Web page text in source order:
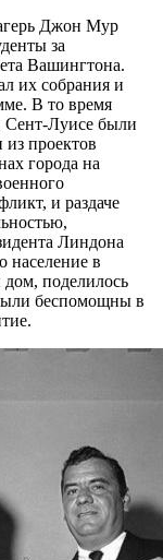
Джон Мур
за
Вашингтона.
их собрания и
В то время
Сент-Луисе были
проектов
города на
и раздаче
Линдона
население в
поделилось
беспомощны в